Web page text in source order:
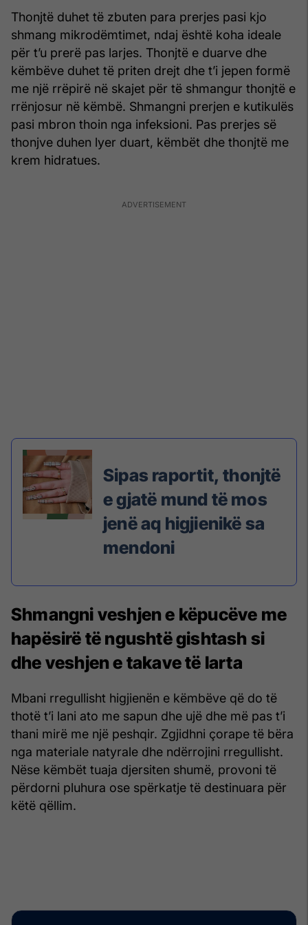
Thonjtë duhet të zbuten para prerjes pasi kjo
shmang mikrodëmtimet, ndaj është koha ideale
për t’u prerë pas larjes. Thonjtë e duarve dhe
këmbëve duhet të priten drejt dhe t’i jepen formë
me një rrëpirë në skajet për të shmangur thonjtë e
rrënjosur në këmbë. Shmangni prerjen e kutikulës
pasi mbron thoin nga infeksioni. Pas prerjes së
thonjve duhen lyer duart, këmbët dhe thonjtë me
krem hidratues.
Sipas raportit, thonjtë
e gjatë mund të mos
jenë aq higjienikë sa
mendoni
Shmangni veshjen e këpucëve me
hapësirë të ngushtë gishtash si
dhe veshjen e takave të larta
Mbani rregullisht higjienën e këmbëve që do të
thotë t’i lani ato me sapun dhe ujë dhe më pas t’i
thani mirë me një peshqir. Zgjidhni çorape të bëra
nga materiale natyrale dhe ndërrojini rregullisht.
Nëse këmbët tuaja djersiten shumë, provoni të
përdorni pluhura ose spërkatje të destinuara për
këtë qëllim.